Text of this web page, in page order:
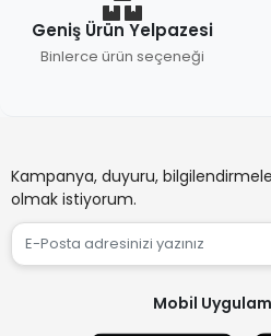
Geniş Ürün Yelpazesi
Binlerce ürün seçeneği
Kampanya, duyuru,
olmak istiyorum.
Mobil